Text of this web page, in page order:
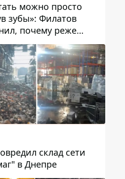
можно просто
зубы»: Филатов
почему реже
соцсетях и
медийность
склад сети
в Днепре